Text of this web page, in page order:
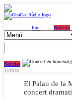
Inici Notícies
Notícies
Tomás
El Palau de la
concert